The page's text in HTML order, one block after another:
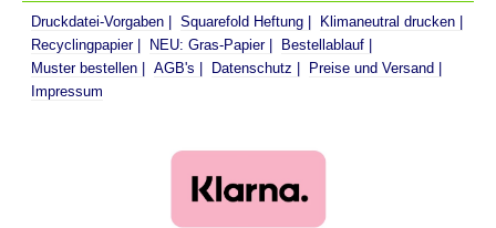
Druckdatei-Vorgaben Squarefold Heftung
Klimaneutral drucken
Recyclingpapier
NEU: Gras-Papier
Bestellablauf
Muster bestellen
AGB's Datenschutz
Preise und Versand
Impressum